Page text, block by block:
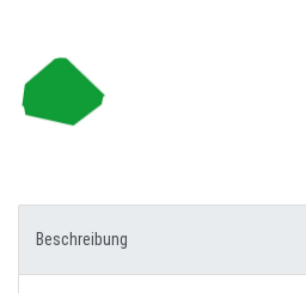
Beschreibung